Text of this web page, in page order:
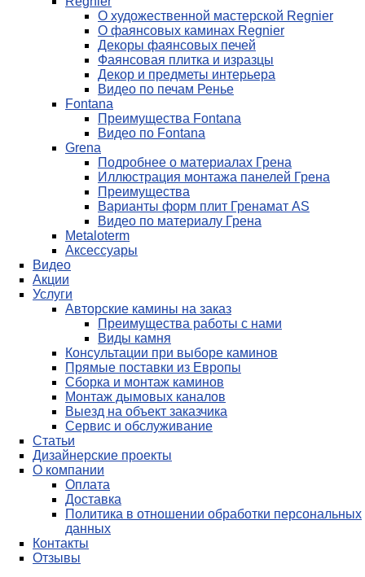
О художественной мастерской Regnier
О фаянсовых каминах Regnier
Декоры фаянсовых печей
Фаянсовая плитка и изразцы
Декор и предметы интерьера
Видео по печам Ренье
Fontana
Преимущества Fontana
Видео по Fontana
Grena
Подробнее о материалах Грена
Иллюстрация монтажа панелей Грена
Преимущества
Варианты форм плит Гренамат AS
Видео по материалу Грена
Metaloterm
Аксессуары
Видео
Акции
Услуги
Авторские камины на заказ
Преимущества работы с нами
Виды камня
Консультации при выборе каминов
Прямые поставки из Европы
Сборка и монтаж каминов
Монтаж дымовых каналов
Выезд на объект заказчика
Сервис и обслуживание
Статьи
Дизайнерские проекты
О компании
Оплата
Доставка
Политика в отношении обработки персональных
данных
Контакты
Отзывы